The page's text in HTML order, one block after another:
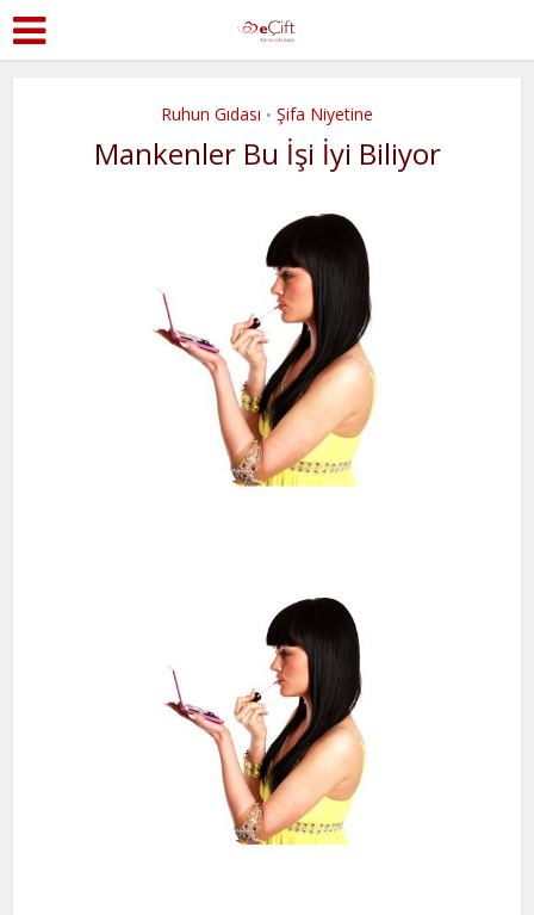
Ruhun Gıdası • Şifa Niyetine
Mankenler Bu İşi İyi Biliyor